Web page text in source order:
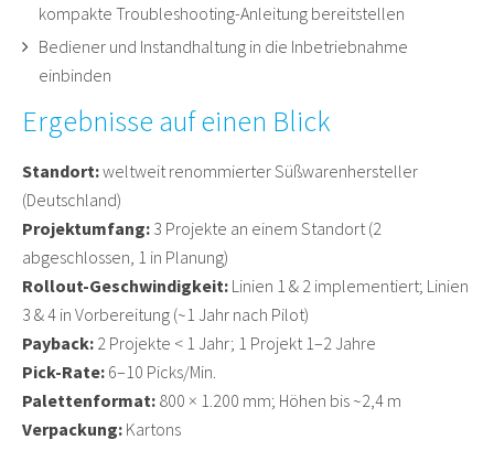
kompakte Troubleshooting-Anleitung bereitstellen
Bediener und Instandhaltung in die Inbetriebnahme
einbinden
Ergebnisse auf einen Blick
Standort:weltweit renommierter Süßwarenhersteller
(Deutschland)
Projektumfang: 3 Projekte an einem Standort (2
abgeschlossen, 1 in Planung)
Rollout-Geschwindigkeit: Linien 1 & 2 implementiert; Linien
3 & 4 in Vorbereitung (~1 Jahr nach Pilot)
Payback: 2 Projekte < 1 Jahr; 1 Projekt 1–2 Jahre
Pick-Rate: 6–10 Picks/Min.
Palettenformat: 800 × 1.200 mm; Höhen bis ~2,4 m
Verpackung: Kartons